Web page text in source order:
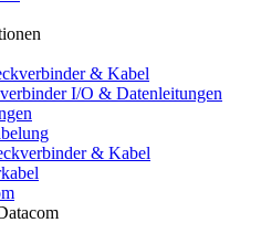
& Kabel
I/O & Datenleitungen
& Kabel